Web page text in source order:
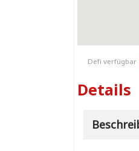
Defi verfügbar
Details